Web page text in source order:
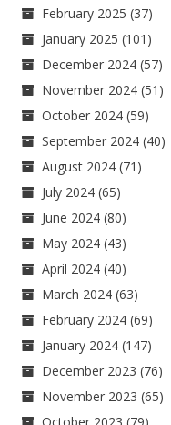
February 2025 (37)
January 2025 (101)
December 2024 (57)
November 2024 (51)
October 2024 (59)
September 2024 (40)
August 2024 (71)
July 2024 (65)
June 2024 (80)
May 2024 (43)
April 2024 (40)
March 2024 (63)
February 2024 (69)
January 2024 (147)
December 2023 (76)
November 2023 (65)
October 2023 (79)